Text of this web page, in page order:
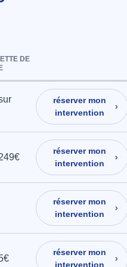
DE
réserver mon
intervention
réserver mon
intervention
réserver mon
intervention
réserver mon
intervention